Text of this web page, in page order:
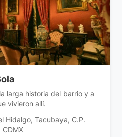
larga historia del barrio y a
vivieron allí.
Hidalgo, Tacubaya, C.P.
CDMX